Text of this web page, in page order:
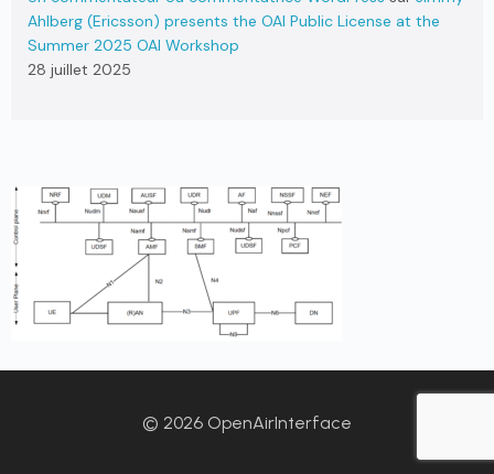
Ahlberg (Ericsson) presents the OAI Public License at the
Summer 2025 OAI Workshop
28 juillet 2025
© 2026 OpenAirInterface